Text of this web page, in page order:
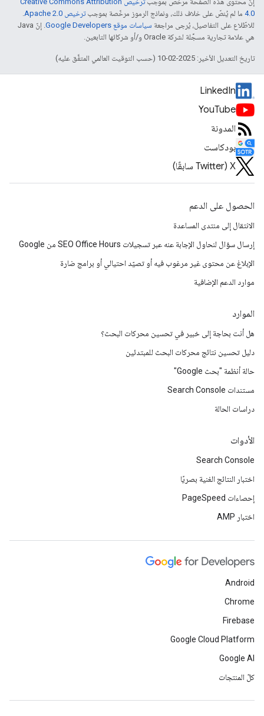
4.0‏ ما لم يُنصّ على خلاف ذلك، ونماذج الرموز مرخّصة بموجبترخيص Apache 2.0‏
للاطّلاع على التفاصيل، يُرجى مراجعة سياسات موقع Google Developers‏
. إنّ Java
هي علامة تجارية مسجَّلة لشركة Oracle و/أو شركائها التابعين.
تاريخ التعديل الأخير: 2025-02-10 (حسب التوقيت العالمي المتفَّق عليه)
LinkedIn
YouTube
المدونة
بودكاست
‫X ‏(Twitter سابقًا)
الحصول على الدعم
الانتقال إلى منتدى المساعدة
إرسال سؤال لنحاول الإجابة عنه عبر تسجيلات SEO Office Hours من Google
الإبلاغ عن محتوى غير مرغوب فيه أو تصيّد احتيالي أو برامج ضارة
موارد الدعم الإضافية
الموارد
هل أنت بحاجة إلى خبير في تحسين محركات البحث؟
دليل تحسين نتائج محركات البحث للمبتدئين
حالة أنظمة "بحث Google"
مستندات Search Console
دراسات الحالة
الأدوات
Search Console
اختبار النتائج الغنية بصريًا
إحصاءات PageSpeed
اختبار AMP
Android
Chrome
Firebase
Google Cloud Platform
Google AI
كلّ المنتجات